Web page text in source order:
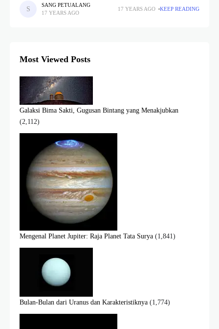
Party berlokasi di Villa Kalimaya - AnyerBiaya yang dikeluarkan
setiap Peserta
SANG PETUALANG
17 YEARS AGO
17 YEARS AGO KEEP READING
Most Viewed Posts
Galaksi Bima Sakti, Gugusan Bintang yang Menakjubkan
(2,112)
Mengenal Planet Jupiter: Raja Planet Tata Surya (1,841)
Bulan-Bulan dari Uranus dan Karakteristiknya (1,774)